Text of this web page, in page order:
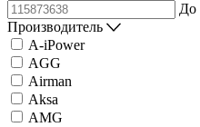
До
Производитель
A-iPower
AGG
Airman
Aksa
AMG